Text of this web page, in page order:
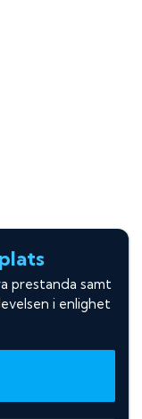
prestanda samt
i enlighet